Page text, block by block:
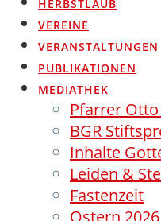
HERBSTLAUB
VEREINE
VERANSTALTUNGEN
PUBLIKATIONEN
MEDIATHEK
Pfarrer Otto
BGR
Inhalte
Leiden &
Fastenzeit
Ostern 2026